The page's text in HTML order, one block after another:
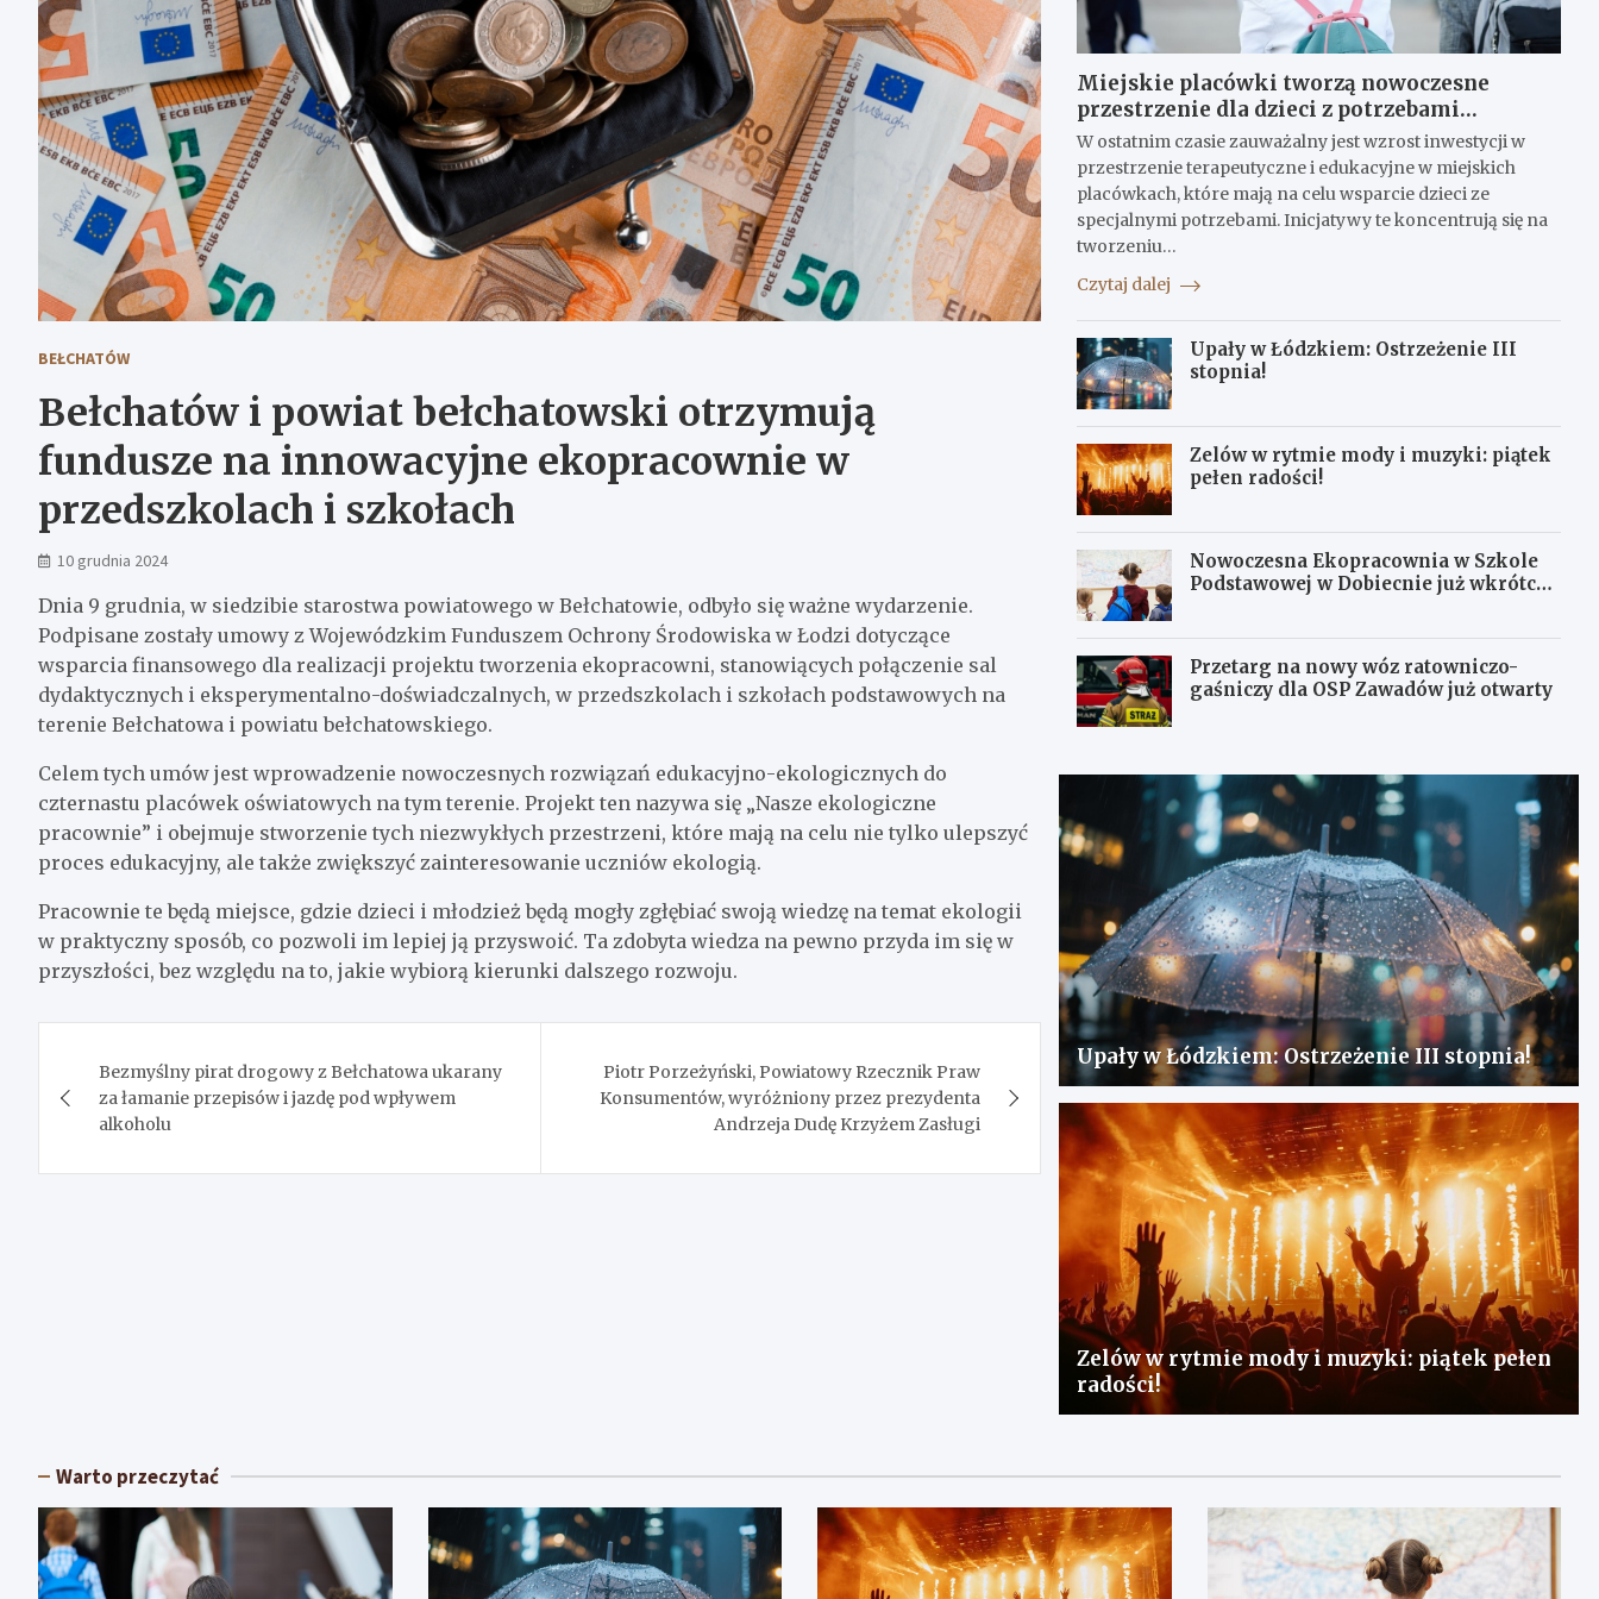
BEŁCHATÓW
Bełchatów i powiat bełchatowski otrzymują
fundusze na innowacyjne ekopracownie w
przedszkolach i szkołach
10 grudnia 2024
Dnia 9 grudnia, w siedzibie starostwa powiatowego w Bełchatowie, odbyło się ważne wydarzenie.
Podpisane zostały umowy z Wojewódzkim Funduszem Ochrony Środowiska w Łodzi dotyczące
wsparcia finansowego dla realizacji projektu tworzenia ekopracowni, stanowiących połączenie sal
dydaktycznych i eksperymentalno-doświadczalnych, w przedszkolach i szkołach podstawowych na
terenie Bełchatowa i powiatu bełchatowskiego.
Celem tych umów jest wprowadzenie nowoczesnych rozwiązań edukacyjno-ekologicznych do
czternastu placówek oświatowych na tym terenie. Projekt ten nazywa się „Nasze ekologiczne
pracownie” i obejmuje stworzenie tych niezwykłych przestrzeni, które mają na celu nie tylko ulepszyć
proces edukacyjny, ale także zwiększyć zainteresowanie uczniów ekologią.
Pracownie te będą miejsce, gdzie dzieci i młodzież będą mogły zgłębiać swoją wiedzę na temat ekologii
w praktyczny sposób, co pozwoli im lepiej ją przyswoić. Ta zdobyta wiedza na pewno przyda im się w
przyszłości, bez względu na to, jakie wybiorą kierunki dalszego rozwoju.
wpisu
Bezmyślny pirat drogowy z Bełchatowa ukarany
za łamanie przepisów i jazdę pod wpływem
alkoholu
Piotr Porzeżyński, Powiatowy Rzecznik Praw
Konsumentów, wyróżniony przez prezydenta
Andrzeja Dudę Krzyżem Zasługi
Miejskie placówki tworzą nowoczesne
przestrzenie dla dzieci z potrzebami
terapeutycznymi
W ostatnim czasie zauważalny jest wzrost inwestycji w
przestrzenie terapeutyczne i edukacyjne w miejskich
placówkach, które mają na celu wsparcie dzieci ze
specjalnymi potrzebami. Inicjatywy te koncentrują się na
tworzeniu…
Czytaj dalej
Upały w Łódzkiem: Ostrzeżenie III
stopnia!
Zelów w rytmie mody i muzyki: piątek
pełen radości!
Nowoczesna Ekopracownia w Szkole
Podstawowej w Dobiecnie już wkrótce
Przetarg na nowy wóz ratowniczo-
gaśniczy dla OSP Zawadów już otwarty
Upały w Łódzkiem: Ostrzeżenie III stopnia!
Zelów w rytmie mody i muzyki: piątek pełen
radości!
Warto przeczytać